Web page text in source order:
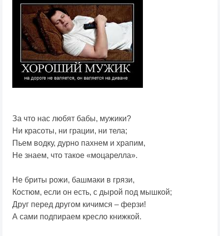
За что нас любят бабы, мужики?
Ни красоты, ни грации, ни тела;
Пьем водку, дурно пахнем и храпим,
Не знаем, что такое «моцарелла».
Не бриты рожи, башмаки в грязи,
Костюм, если он есть, с дырой под мышкой;
Друг перед другом кичимся – ферзи!
А сами подпираем кресло книжкой.